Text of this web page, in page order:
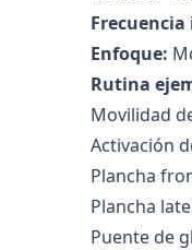
Frecuencia
Enfoque:
Rutina
Movilidad
Activación
Plancha
Plancha
Puente de